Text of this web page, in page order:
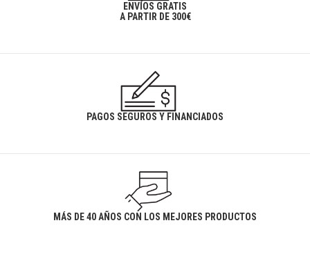
ENVÍOS GRATIS
A PARTIR DE 300€
PAGOS SEGUROS Y FINANCIADOS
MÁS DE 40 AÑOS CON LOS MEJORES PRODUCTOS